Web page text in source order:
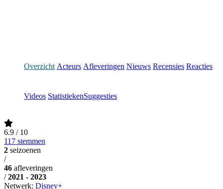
Overzicht Acteurs Afleveringen Nieuws Recensies Reacties
Videos StatistiekenSuggesties
6.9 / 10
117 stemmen
2 seizoenen
/
46 afleveringen
/ 2021 - 2023
Netwerk: Disney+